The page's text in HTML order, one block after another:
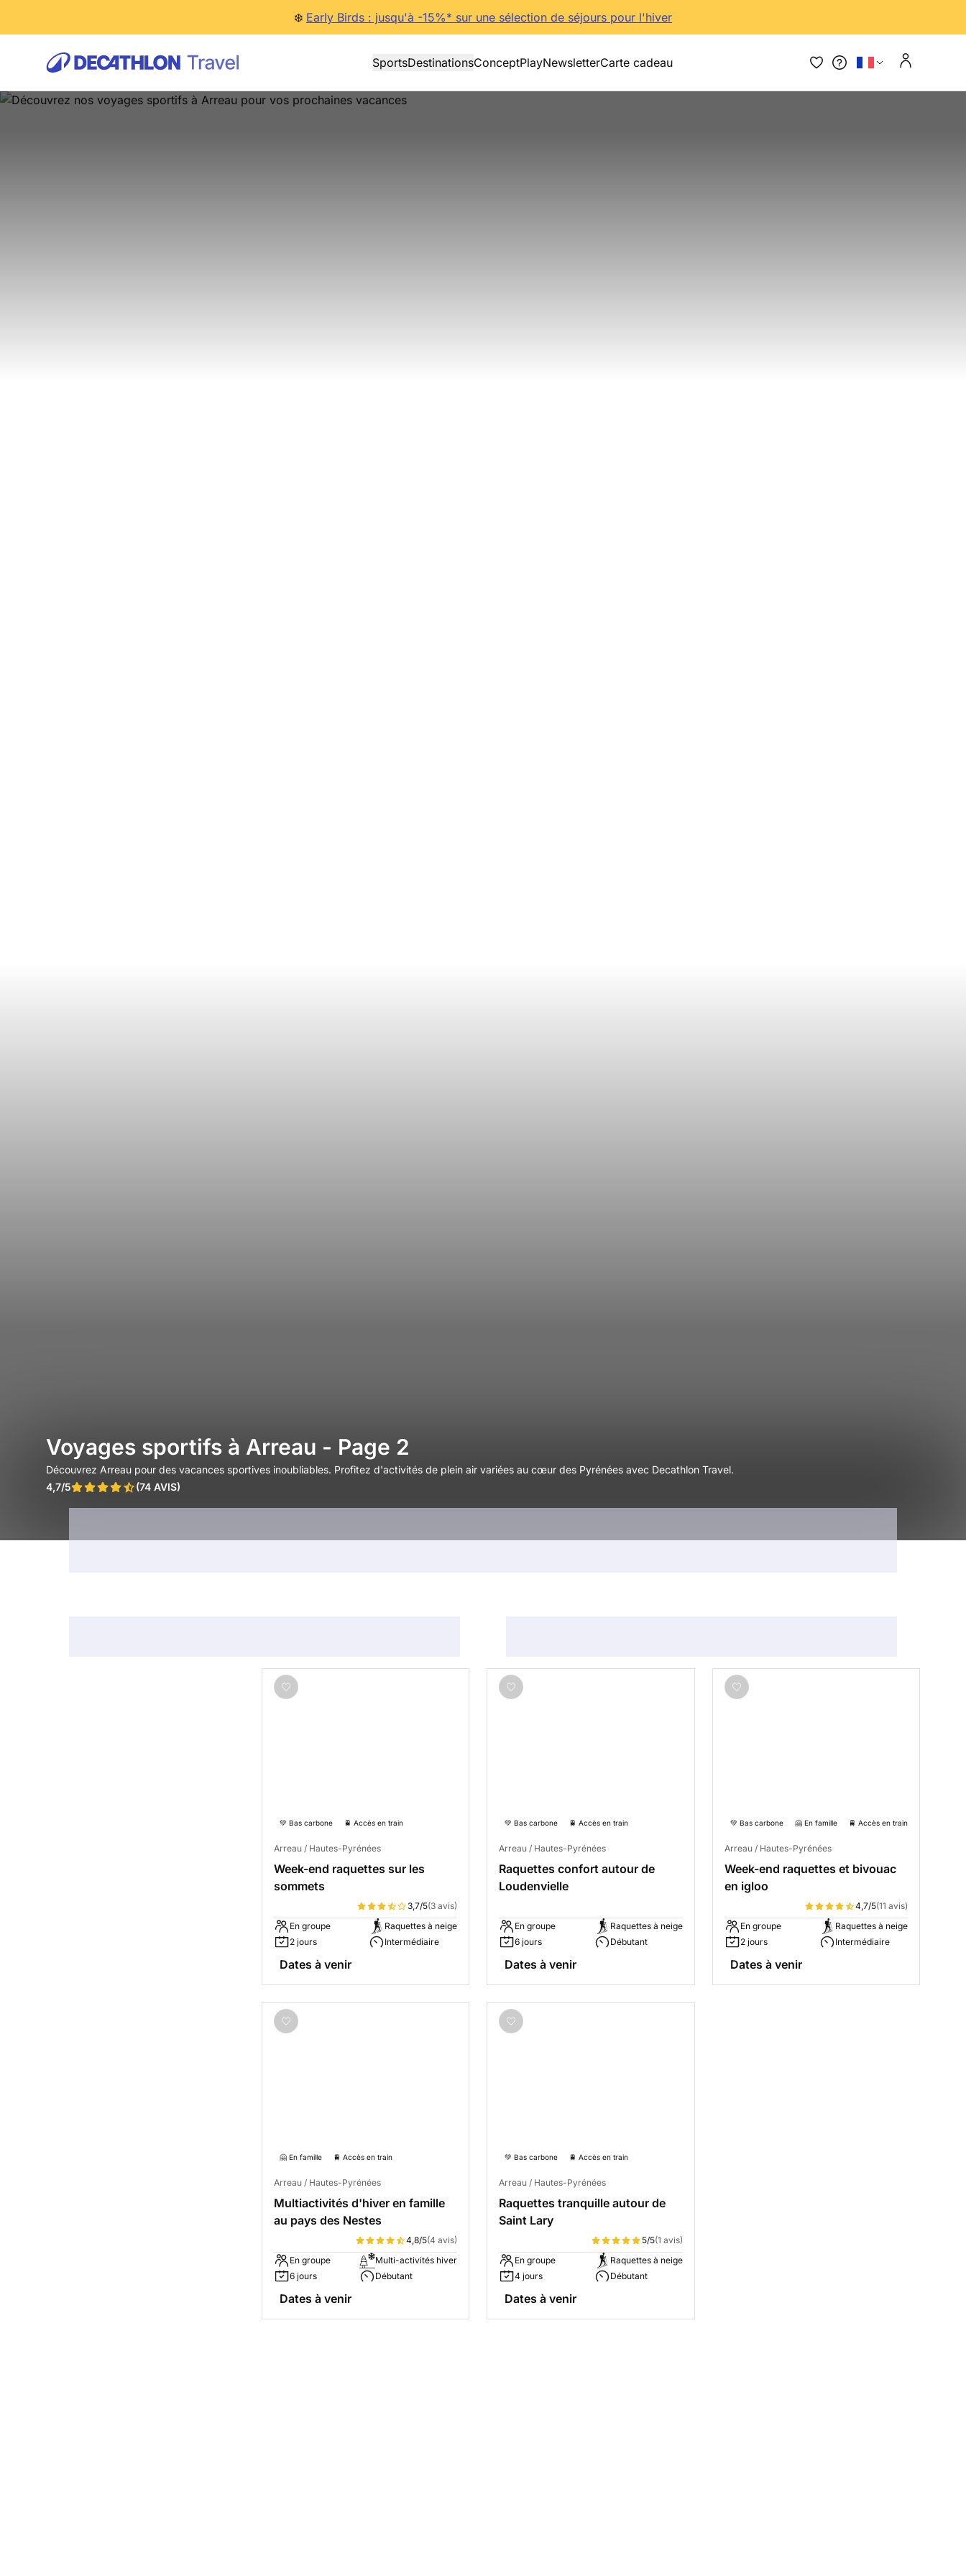
❄️ Early Birds : jusqu'à -15%* sur une sélection de séjours pour l'hiver
SportsDestinationsConceptPlayNewsletterCarte cadeau
Voyages sportifs à Arreau - Page 2
Découvrez Arreau pour des vacances sportives inoubliables. Profitez d'activités de plein air variées au cœur des Pyrénées avec Decathlon Travel.
4,7/5
(74 AVIS)
💚 Bas carbone 🚆 Accès en train
Arreau / Hautes-Pyrénées
Week-end raquettes sur les
sommets
3,7/5(3 avis)
En groupe
2 jours
Raquettes à neige
Intermédiaire
Dates à venir
💚 Bas carbone 🚆 Accès en train
Arreau / Hautes-Pyrénées
Raquettes confort autour de
Loudenvielle
En groupe
6 jours
Raquettes à neige
Débutant
Dates à venir
💚 Bas carbone 🤗 En famille 🚆 Accès en train
Arreau / Hautes-Pyrénées
Week-end raquettes et bivouac
en igloo
4,7/5(11 avis)
En groupe
2 jours
Raquettes à neige
Intermédiaire
Dates à venir
🤗 En famille 🚆 Accès en train
Arreau / Hautes-Pyrénées
Multiactivités d'hiver en famille
au pays des Nestes
4,8/5(4 avis)
En groupe
6 jours
Multi-activités hiver
Débutant
Dates à venir
💚 Bas carbone 🚆 Accès en train
Arreau / Hautes-Pyrénées
Raquettes tranquille autour de
Saint Lary
5/5(1 avis)
En groupe
4 jours
Raquettes à neige
Débutant
Dates à venir